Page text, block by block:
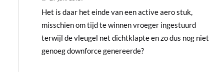
Het is daar het einde van een active aero stuk,
misschien om tijd te winnen vroeger ingestuurd
terwijl de vleugel net dichtklapte en zo dus nog niet
genoeg downforce genereerde?